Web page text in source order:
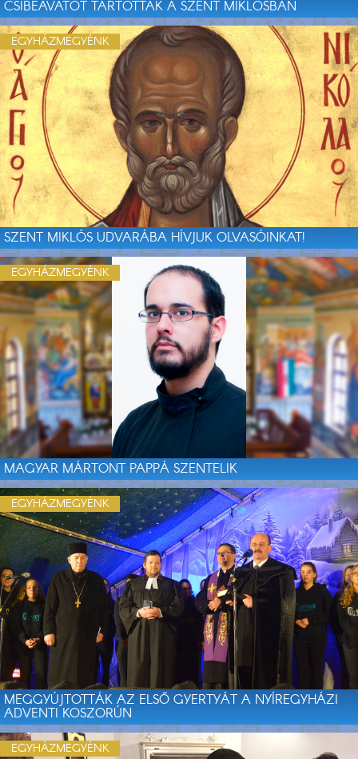
CSIBEAVATÓT TARTOTTAK A SZENT MIKLÓSBAN
SZENT MIKLÓS UDVARÁBA HÍVJUK OLVASÓINKAT!
EGYHÁZMEGYÉNK
MAGYAR MÁRTONT PAPPÁ SZENTELIK
EGYHÁZMEGYÉNK
MEGGYÚJTOTTÁK AZ ELSŐ GYERTYÁT A NYÍREGYHÁZI
ADVENTI KOSZORÚN
EGYHÁZMEGYÉNK
EGYHÁZMEGYÉNK